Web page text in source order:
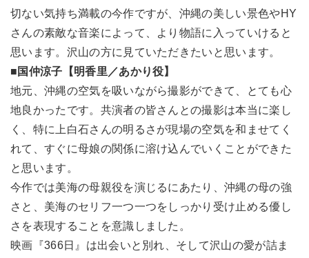
切ない気持ち満載の今作ですが、沖縄の美しい景色やHY
さんの素敵な音楽によって、より物語に入っていけると
思います。沢山の方に見ていただきたいと思います。
■国仲涼子【明香里／あかり役】
地元、沖縄の空気を吸いながら撮影ができて、とても心
地良かったです。共演者の皆さんとの撮影は本当に楽し
く、特に上白石さんの明るさが現場の空気を和ませてく
れて、すぐに母娘の関係に溶け込んでいくことができた
と思います。
今作では美海の母親役を演じるにあたり、沖縄の母の強
さと、美海のセリフ一つ一つをしっかり受け止める優し
さを表現することを意識しました。
映画『366日』は出会いと別れ、そして沢山の愛が詰ま